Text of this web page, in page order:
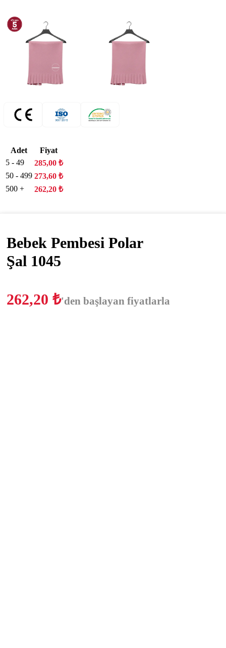
Adet
Fiyat
5 - 49
285,00 ₺
50 - 499 273,60 ₺
500 +
262,20 ₺
Bebek Pembesi Polar
Şal 1045
262,20 ₺'den başlayan fiyatlarla